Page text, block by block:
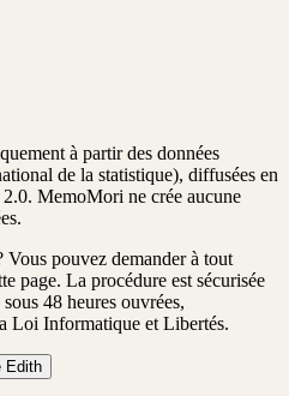
à partir des données
de la statistique), diffusées en
MemoMori ne crée aucune
Vous pouvez demander à tout
page. La procédure est sécurisée
sous 48 heures ouvrées,
Loi Informatique et Libertés.
Edith